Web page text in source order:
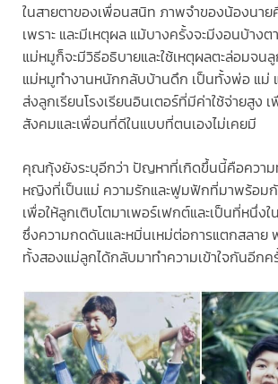
ในสายตาของเพื่อนสนิท ภาพจำของน้องนา
เพราะ และมีเหตุผล แม้บางครั้งจะมีงอนบ้างต
แม่หมูก็จะมีวิธีอธิบายและใช้เหตุผลตะล่อมจน
แม่หมูทำงานหนักกลับบ้านดึก เป็นทั้งพ่อ แม่
ส่งลูกเรียนโรงเรียนอินเตอร์ที่มีค่าใช้จ่ายสูง
สังคมและเพื่อนที่ดีในแบบที่ตนเองไม่เคยมี
คุณกุ้งยังระบุอีกว่า ปัญหาที่เกิดขึ้นนี้คือควา
หญิงที่เป็นแม่ ความรักและฟูมฟักที่มาพร้อม
เพื่อให้ลูกเติบโตมาเพอร์เฟกต์และเป็นที่หนึ่งใ
ซึ่งความกดดันและหมิ่นเหม่ต่อการแตกสลาย
ทั้งสองแม่ลูกได้กลับมาทำความเข้าใจกันอีกค